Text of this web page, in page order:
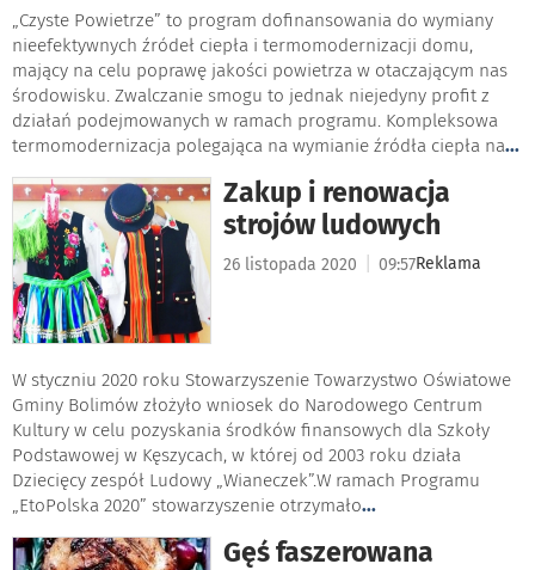
„Czyste Powietrze” to program dofinansowania do wymiany
nieefektywnych źródeł ciepła i termomodernizacji domu,
mający na celu poprawę jakości powietrza w otaczającym nas
środowisku. Zwalczanie smogu to jednak niejedyny profit z
działań podejmowanych w ramach programu. Kompleksowa
termomodernizacja polegająca na wymianie źródła ciepła na...
Zakup i renowacja
strojów ludowych
26 listopada 2020 09:57Reklama
W styczniu 2020 roku Stowarzyszenie Towarzystwo Oświatowe
Gminy Bolimów złożyło wniosek do Narodowego Centrum
Kultury w celu pozyskania środków finansowych dla Szkoły
Podstawowej w Kęszycach, w której od 2003 roku działa
Dziecięcy zespół Ludowy „Wianeczek”.W ramach Programu
„EtoPolska 2020” stowarzyszenie otrzymało...
Gęś faszerowana